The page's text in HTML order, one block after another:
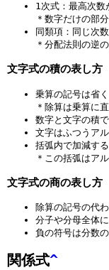
1次式：最高次数
＊数字だけの部
同類項：同じ次
＊分配法則の逆
文字式の積の表し方
乗算の記号は省く
＊除算は乗算に
数字と文字の積
文字はふつうア
括弧内で加減す
＊この括弧はア
文字式の商の表し方
除算の記号の代
分子や分母全体
負の符号は分数
関係式^